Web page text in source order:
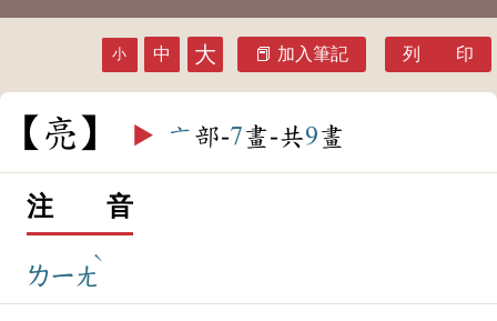
小 中 大 加入筆記 列 印
亮 ▶️ 亠 部-7畫-共9畫
注 音
ㄌㄧㄤ
ˋ